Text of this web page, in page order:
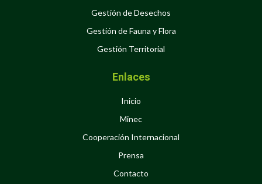
Gestión de Desechos
Gestión de Fauna y Flora
Gestión Territorial
Enlaces
Inicio
Minec
Cooperación Internacional
Prensa
Contacto